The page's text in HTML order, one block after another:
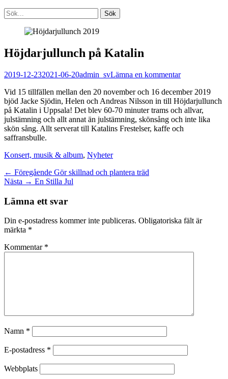
Search
Sök
efter:
Höjdarjullunch på Katalin
Publicerat
2019-12-232021-06-20Författare
admin_svLämna en kommentar
Vid 15 tillfällen mellan den 20 november och 16 december 2019
bjöd Jacke Sjödin, Helen och Andreas Nilsson in till Höjdarjullunch
på Katalin i Uppsala! Det blev 60-70 minuter trams och allvar,
julstämning och allt annat än julstämning, skönsång och inte lika
skön sång. Allt serverat till Katalins Frestelser, kaffe och
saffransbulle.
Kategorier
Konsert, musik & album, Nyheter
Inläggsnavigering
← Föregående Föregående
inlägg:
Gör skillnad och plantera träd
Nästa → Nästa
En Stilla Jul
Lämna ett svar
Din e-postadress kommer inte publiceras. Obligatoriska fält är
märkta *
Kommentar *
Namn *
E-postadress *
Webbplats